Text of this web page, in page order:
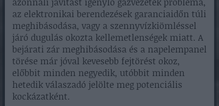
az elektronikai berendezések garanciaidőn túli
meghibásodása, vagy a szennyvízkiömléssel
járó dugulás okozta kellemetlenségek miatt. A
bejárati zár meghibásodása és a napelempanel
törése már jóval kevesebb fejtörést okoz,
előbbit minden negyedik, utóbbit minden
hetedik válaszadó jelölte meg potenciális
kockázatként.